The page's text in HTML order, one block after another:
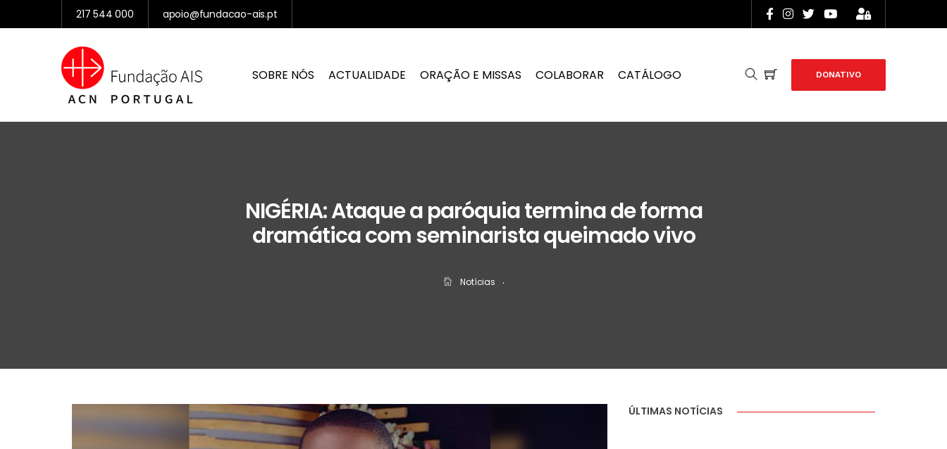
217 544 000 apoio@fundacao-ais.pt
SOBRE NÓS ACTUALIDADE ORAÇÃO E MISSAS COLABORAR CATÁLOGO DONATIVO
NIGÉRIA: Ataque a paróquia termina de forma
dramática com seminarista queimado vivo
Notícias ‧
ÚLTIMAS NOTÍCIAS